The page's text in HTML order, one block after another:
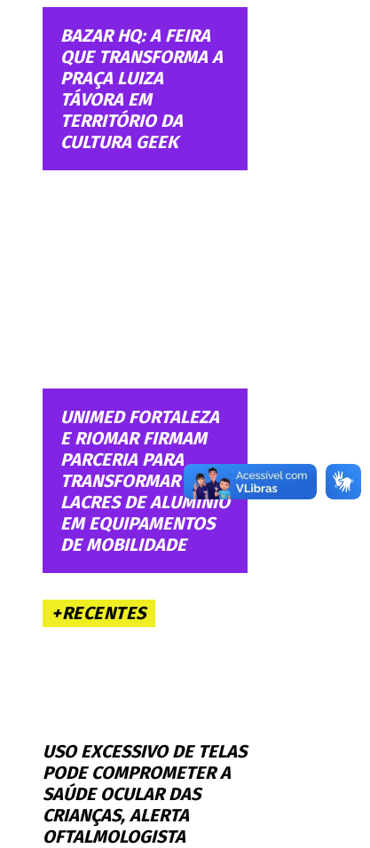
BAZAR HQ: A FEIRA
QUE TRANSFORMA A
PRAÇA LUIZA
TÁVORA EM
TERRITÓRIO DA
CULTURA GEEK
UNIMED FORTALEZA
E RIOMAR FIRMAM
PARCERIA PARA
TRANSFORMAR
LACRES DE ALUMÍNIO
EM EQUIPAMENTOS
DE MOBILIDADE
+RECENTES
USO EXCESSIVO DE TELAS
PODE COMPROMETER A
SAÚDE OCULAR DAS
CRIANÇAS, ALERTA
OFTALMOLOGISTA